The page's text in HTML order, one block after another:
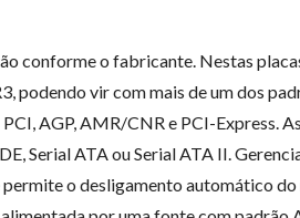
conforme o fabricante. Nestas
podendo vir com mais de um dos
AGP, AMR/CNR e PCI-Express.
Serial ATA ou Serial ATA II.
o desligamento automático